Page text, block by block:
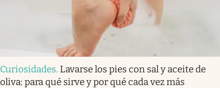
Curiosidades. Lavarse los pies con sal y aceite de
oliva: para qué sirve y por qué cada vez más